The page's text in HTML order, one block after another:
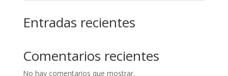
Entradas recientes
Comentarios recientes
No hay comentarios que mostrar.